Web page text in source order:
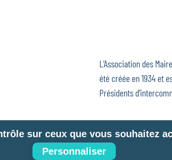
L’Association des
été créée en 1934 et
Présidents
Politique de confidentialité
sur ceux que vous souhaitez
Personnaliser